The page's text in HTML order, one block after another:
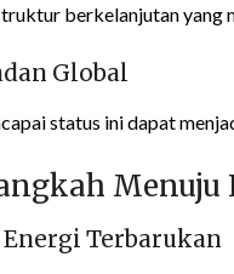
berkelanjutan yang
Global
status ini dapat
Menuju
Energi Terbarukan